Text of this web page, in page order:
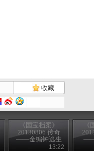
收藏
《国宝档案》
20130806 传奇
——金编钟逃生
13:22
《
——